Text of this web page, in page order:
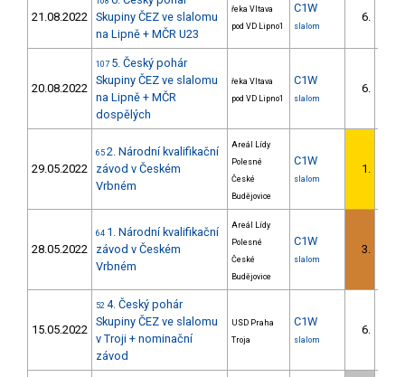
21.08.2022 Skupiny ČEZ ve slalomu
na Lipně + MČR U23
řeka Vltava
pod VD Lipno1
C1W
slalom
6.
20.08.2022
107 5. Český pohár
Skupiny ČEZ ve slalomu
na Lipně + MČR
dospělých
řeka Vltava
pod VD Lipno1
C1W
slalom
6.
29.05.2022
65 2. Národní kvalifikační
závod v Českém
Vrbném
Areál Lídy
Polesné
České
Budějovice
C1W
slalom
1.
28.05.2022
64 1. Národní kvalifikační
závod v Českém
Vrbném
Areál Lídy
Polesné
České
Budějovice
C1W
slalom
3.
15.05.2022
52 4. Český pohár
Skupiny ČEZ ve slalomu
v Troji + nominační
závod
USD Praha
Troja
C1W
slalom
6.